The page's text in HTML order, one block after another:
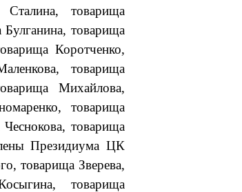
товарища
товарища
Коротченко,
товарища
Михайлова,
товарища
товарища
Президиума ЦК
товарища Зверева,
товарища